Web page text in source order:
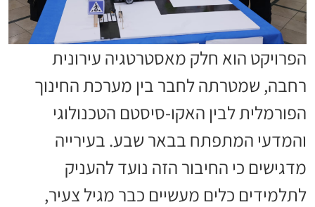
הפרויקט הוא חלק מאסטרטגיה עירונית
רחבה, שמטרתה לחבר בין מערכת החינוך
הפורמלית לבין האקו-סיסטם הטכנולוגי
והמדעי המתפתח בבאר שבע. בעירייה
מדגישים כי החיבור הזה נועד להעניק
לתלמידים כלים מעשיים כבר מגיל צעיר,